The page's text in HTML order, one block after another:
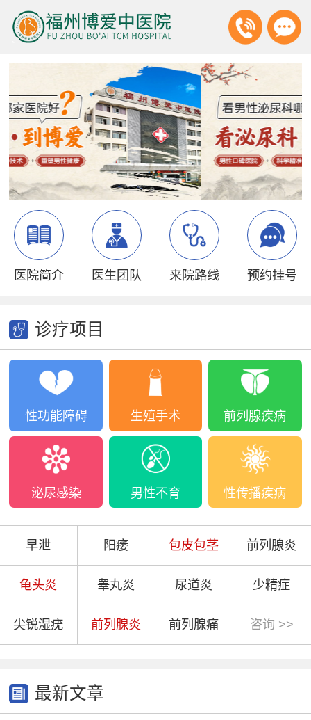
医院简介 医生团队 来院路线 预约挂号
诊疗项目
性功能障碍 生殖手术 前列腺疾病
泌尿感染 男性不育 性传播疾病
早泄 阳痿 包皮包茎 前列腺炎
龟头炎 睾丸炎 尿道炎 少精症
尖锐湿疣 前列腺炎 前列腺痛 咨询 >>
最新文章